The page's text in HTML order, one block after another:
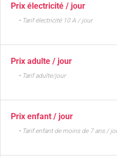
Prix électricité / jour
• Tarif électricité 10 A / jour
Prix adulte / jour
• Tarif adulte/jour
Prix enfant / jour
• Tarif enfant de moins de 7 ans /